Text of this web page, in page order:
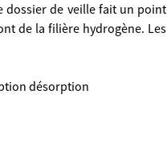
dossier de veille fait un point
de la filière hydrogène. Les
désorption